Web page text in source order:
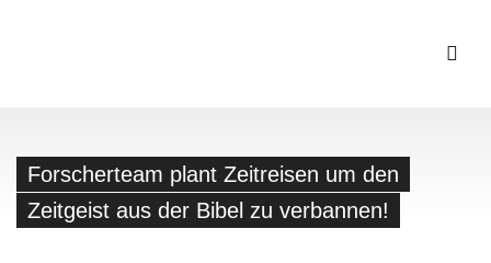
Forscherteam plant Zeitreisen um den
Zeitgeist aus der Bibel zu verbannen!